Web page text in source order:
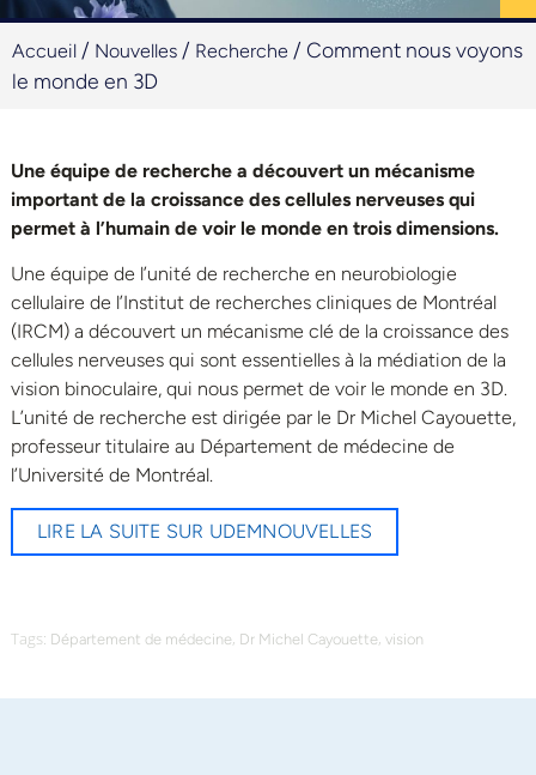
Accueil / Nouvelles / Recherche / Comment nous voyons
le monde en 3D
Une équipe de recherche a découvert un mécanisme
important de la croissance des cellules nerveuses qui
permet à l’humain de voir le monde en trois dimensions.
Une équipe de l’unité de recherche en neurobiologie
cellulaire de l’Institut de recherches cliniques de Montréal
(IRCM) a découvert un mécanisme clé de la croissance des
cellules nerveuses qui sont essentielles à la médiation de la
vision binoculaire, qui nous permet de voir le monde en 3D.
L’unité de recherche est dirigée par le Dr Michel Cayouette,
professeur titulaire au Département de médecine de
l’Université de Montréal.
LIRE LA SUITE SUR UDEMNOUVELLES
Tags: Département de médecine, Dr Michel Cayouette, vision